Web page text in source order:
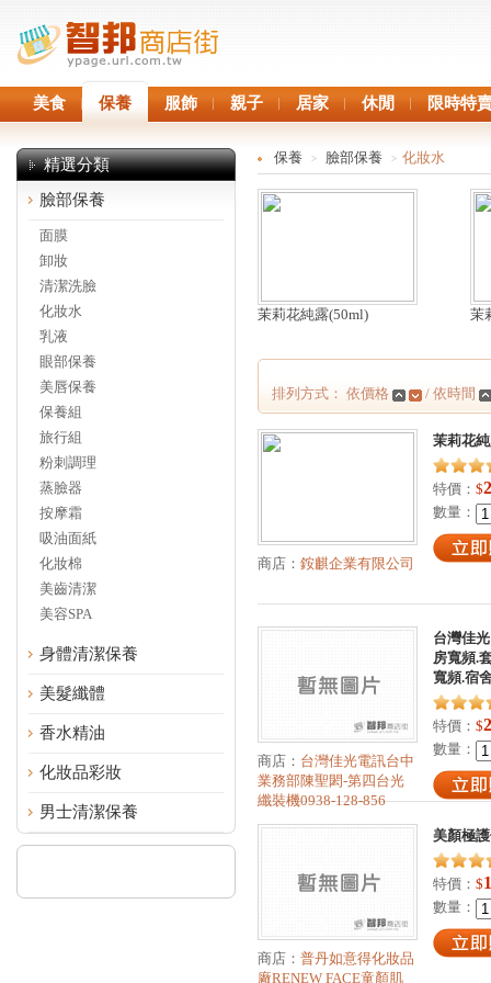
美食 保養 服飾 親子 居家 休閒 限時特
精選分類
臉部保養
面膜
卸妝
清潔洗臉
化妝水
乳液
眼部保養
美唇保養
保養組
旅行組
粉刺調理
蒸臉器
按摩霜
吸油面紙
化妝棉
美齒清潔
美容SPA
身體清潔保養
美髮纖體
香水精油
化妝品彩妝
男士清潔保養
保養 > 臉部保養 > 化妝水
茉莉花純露(50ml) 茉
排列方式： 依價格 / 依時間
商店： 銨麒企業有限公司
茉莉花
特價： $
數量：
商店： 台灣佳光電訊台中
業務部陳聖閎-第四台光
纖裝機0938-128-856
台灣佳
房寬頻.
寬頻.宿
特價： $
數量：
商店： 普丹如意得化妝品
廠RENEW FACE童顏肌
美顏極
特價： $
數量：